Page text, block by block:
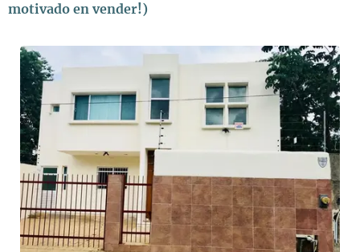
motivado en vender!)